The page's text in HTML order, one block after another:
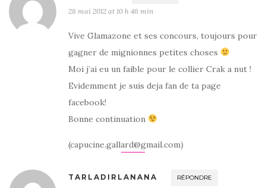
28 mai 2012 at 10 h 46 min
Vive Glamazone et ses concours, toujours pour
gagner de mignionnes petites choses
Moi j’ai eu un faible pour le collier Crak a nut !
Evidemment je suis deja fan de ta page
facebook!
Bonne continuation
(capucine.gallard@gmail.com)
TARLADIRLANANA RÉPONDRE